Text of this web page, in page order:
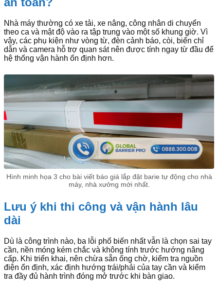
Nhà máy thường có xe tải, xe nâng, công nhân di chuyển
theo ca và mật độ vào ra tập trung vào một số khung giờ. Vì
vậy, các phụ kiện như vòng từ, đèn cảnh báo, còi, biển chỉ
dẫn và camera hỗ trợ quan sát nên được tính ngay từ đầu để
hệ thống vận hành ổn định hơn.
Hình minh họa 3 cho bài viết báo giá lắp đặt barie tự động cho nhà
máy, nhà xưởng mới nhất.
Lưu ý khi thi công và vận hành lâu
dài
Dù là công trình nào, ba lỗi phổ biến nhất vẫn là chọn sai tay
cần, nền móng kém chắc và không tính trước hướng nâng
cấp. Khi triển khai, nên chừa sẵn ống chờ, kiểm tra nguồn
điện ổn định, xác định hướng trái/phải của tay cần và kiểm
tra đầy đủ hành trình đóng mở trước khi bàn giao.